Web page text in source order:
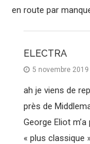
en route par
ELECTRA
5 novembre
ah je viens de
près de
George Eliot
« plus classique